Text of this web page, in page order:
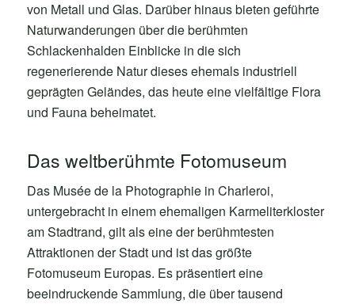
von Metall und Glas. Darüber hinaus bieten geführte
Naturwanderungen über die berühmten
Schlackenhalden Einblicke in die sich
regenerierende Natur dieses ehemals industriell
geprägten Geländes, das heute eine vielfältige Flora
und Fauna beheimatet.
Das weltberühmte Fotomuseum
Das Musée de la Photographie in Charleroi,
untergebracht in einem ehemaligen Karmeliterkloster
am Stadtrand, gilt als eine der berühmtesten
Attraktionen der Stadt und ist das größte
Fotomuseum Europas. Es präsentiert eine
beeindruckende Sammlung, die über tausend